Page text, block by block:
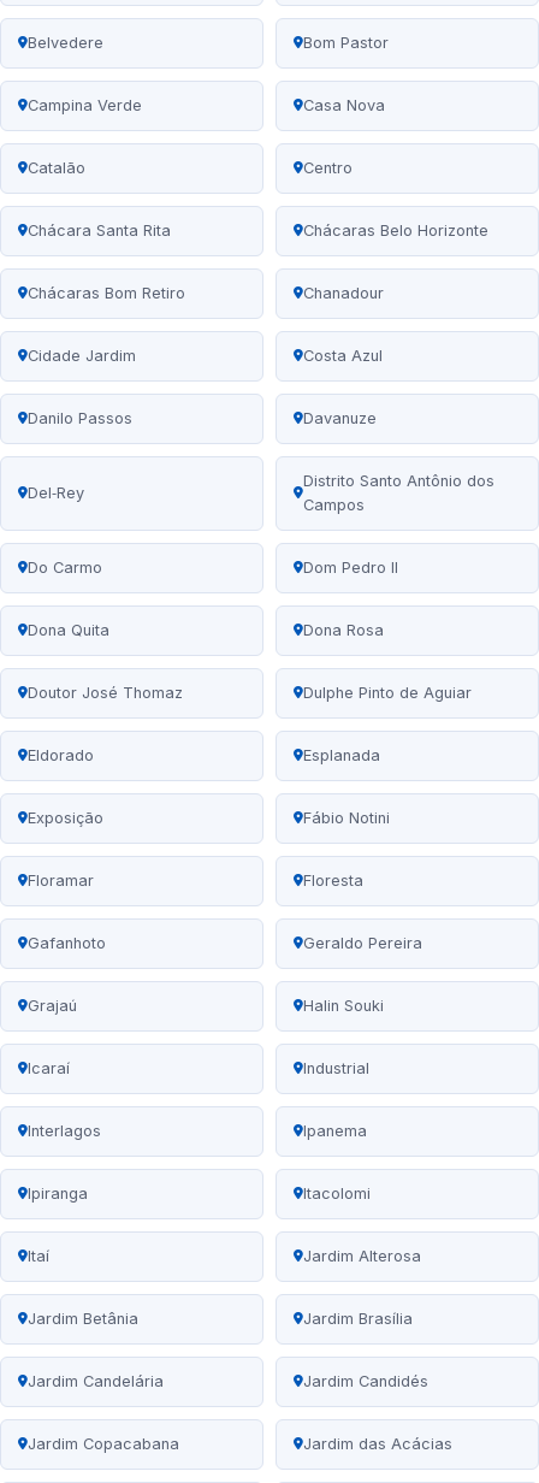
Belvedere Bom Pastor
Campina Verde Casa Nova
Catalão Centro
Chácara Santa Rita Chácaras Belo Horizonte
Chácaras Bom Retiro Chanadour
Cidade Jardim Costa Azul
Danilo Passos Davanuze
Del‑Rey
Distrito Santo Antônio dos
Campos
Do Carmo Dom Pedro II
Dona Quita Dona Rosa
Doutor José Thomaz Dulphe Pinto de Aguiar
Eldorado Esplanada
Exposição Fábio Notini
Floramar Floresta
Gafanhoto Geraldo Pereira
Grajaú Halin Souki
Icaraí Industrial
Interlagos Ipanema
Ipiranga Itacolomi
Itaí Jardim Alterosa
Jardim Betânia Jardim Brasília
Jardim Candelária Jardim Candidés
Jardim Copacabana Jardim das Acácias